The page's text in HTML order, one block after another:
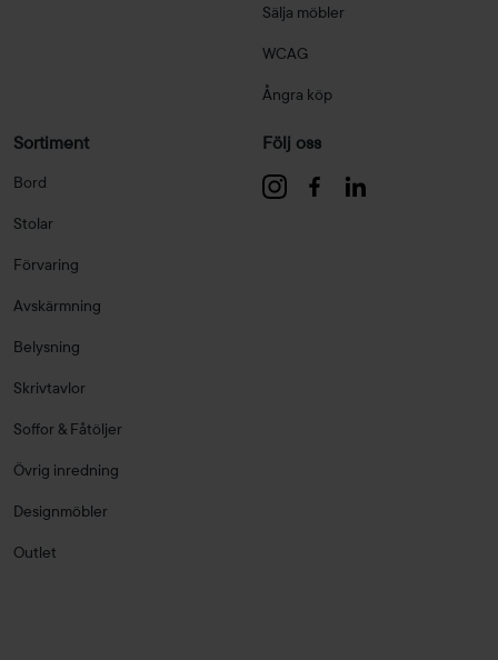
Sälja möbler
WCAG
Ångra köp
Sortiment
Bord
Stolar
Förvaring
Avskärmning
Belysning
Skrivtavlor
Soffor & Fåtöljer
Övrig inredning
Designmöbler
Outlet
Följ oss